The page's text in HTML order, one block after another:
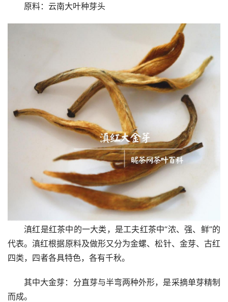
原料：云南大叶种芽头
滇红是红茶中的一大类，是工夫红茶中“浓、强、鲜”的
代表。滇红根据原料及做形又分为金螺、松针、金芽、古红
四类，四者各具特色，各有千秋。
其中大金芽：分直芽与半弯两种外形，是采摘单芽精制
而成。